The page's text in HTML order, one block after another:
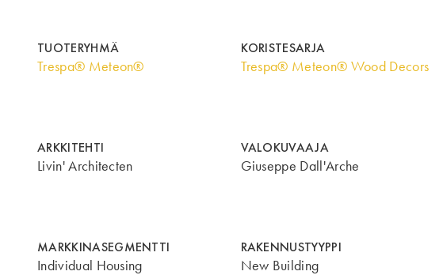
TUOTERYHMÄ
Trespa® Meteon®
KORISTESARJA
Trespa® Meteon® Wood Decors
ARKKITEHTI
Livin' Architecten
VALOKUVAAJA
Giuseppe Dall'Arche
MARKKINASEGMENTTI
Individual Housing
RAKENNUSTYYPPI
New Building